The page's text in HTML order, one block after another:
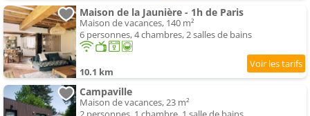
Maison de la Jaunière - 1h de Paris
Maison de vacances, 140 m²
6 personnes, 4 chambres, 2 salles de bains
10.1 km
Campaville
Maison de vacances, 23 m²